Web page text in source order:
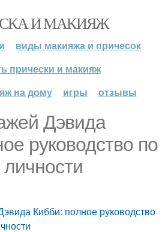
И МАКИЯЖ
виды макияжа и причесок
прически и макияж
на дому
игры отзывы
Дэвида
руководство по
Кибби: полное руководство